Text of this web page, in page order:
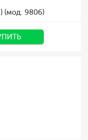
(мод. 9806)